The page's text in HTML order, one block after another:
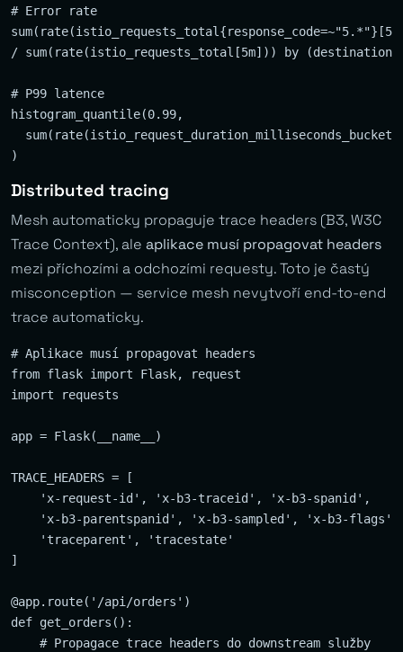
# Error rate
/ sum(rate(istio_requests_total[5m])) by
# P99 latence
histogram_quantile(0.99,
Distributed tracing
Mesh automaticky propaguje trace headers (B3, W3C
Trace Context), ale aplikace musí propagovat headers
mezi příchozími a odchozími requesty. Toto je častý
misconception — service mesh nevytvoří end-to-end
trace automaticky.
# Aplikace musí propagovat headers
from flask import Flask, request
import requests
app = Flask(__name__)
TRACE_HEADERS = [
    'x-request-id', 'x-b3-traceid', 'x-b3-spanid',
    'x-b3-parentspanid', 'x-b3-sampled', 'x-b3-flags',
    'traceparent', 'tracestate'
]
@app.route('/api/orders')
def get_orders():
    # Propagace trace headers do downstream služby